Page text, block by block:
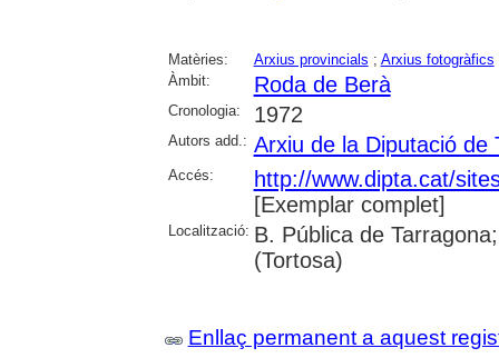
Matèries: Arxius provincials ; Arxius fotogràfics
Àmbit:
Roda de Berà
Cronologia: 1972
Autors add.: Arxiu de la Diputació de
Accés:
http://www.dipta.cat/
[Exemplar complet]
Localització: B. Pública de
(Tortosa)
Enllaç permanent a aquest